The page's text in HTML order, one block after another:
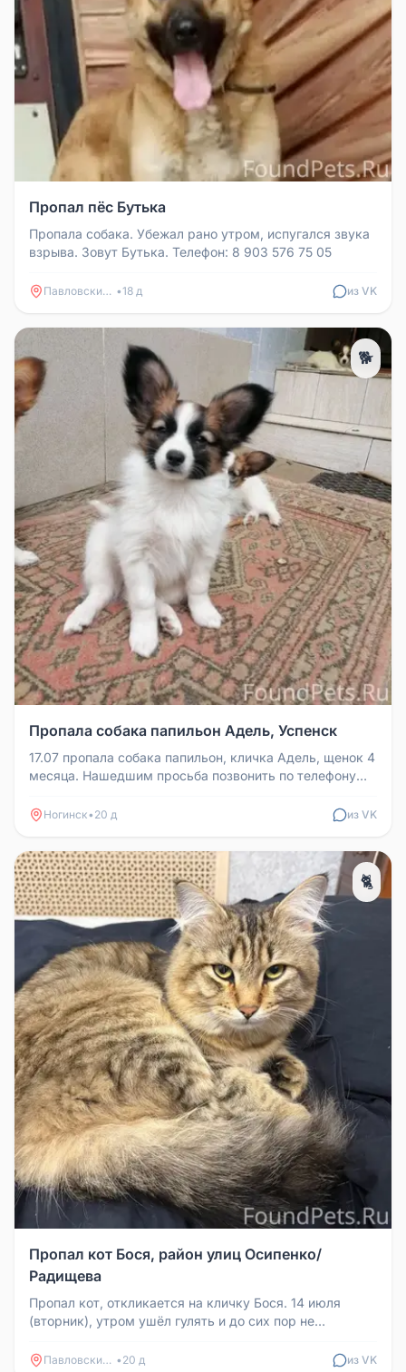
Пропал пёс Бутька
Пропала собака. Убежал рано утром, испугался звука
взрыва. Зовут Бутька. Телефон: 8 903 576 75 05
Павловский Посад •18 д из VK
🐕
Пропала собака папильон Адель, Успенск
17.07 пропала собака папильон, кличка Адель, щенок 4
месяца. Нашедшим просьба позвонить по телефону
Ногинск• 20 д из VK
🐈
Пропал кот Бося, район улиц Осипенко/
Радищева
Пропал кот, откликается на кличку Бося. 14 июля
(вторник), утром ушёл гулять и до сих пор не
Павловский Посад • 20 д из VK